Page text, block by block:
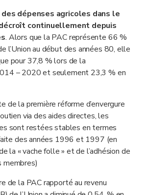
dépenses agricoles dans le
continuellement depuis
. Alors que la PAC représente 66 %
l’Union au début des années 80, elle
pour 37,8 % lors de la
– 2020 et seulement 23,3 % en
de la première réforme d’envergure
via des aides directes, les
sont restées stables en termes
des années 1996 et 1997 (en
la « vache folle » et de l’adhésion de
membres)
de la PAC rapporté au revenu